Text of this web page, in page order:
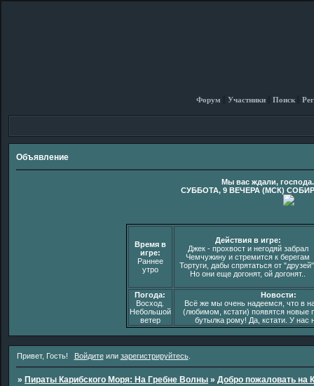
Форум Участники Поиск
Объявление
Мы вас ждали,
СУББОТА, 9 ВЕЧЕРА (МСК)
Время в
игре:
Раннее
утро
Действия в игре:
Джек - прохвост и негодяй забрал
Чемчужину и стремится к берегам
Тортуги, дабы спрятаться от
Но они еще догонят, ой догонят..
Погода:
Восход.
Небольшой
ветер
Новости:
Всё же мы очень надеемся, что в
(любимом, кстати) появятся новые
бутылка рому! Да, кстати. У нас
Привет, Гость! Войдитеили зарегистрируйтесь.
» Пираты Карибского Моря: На Гребне Волны »Добро пожаловать на